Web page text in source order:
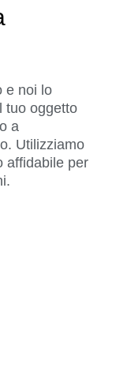
e noi lo
tuo oggetto
a
Utilizziamo
affidabile per